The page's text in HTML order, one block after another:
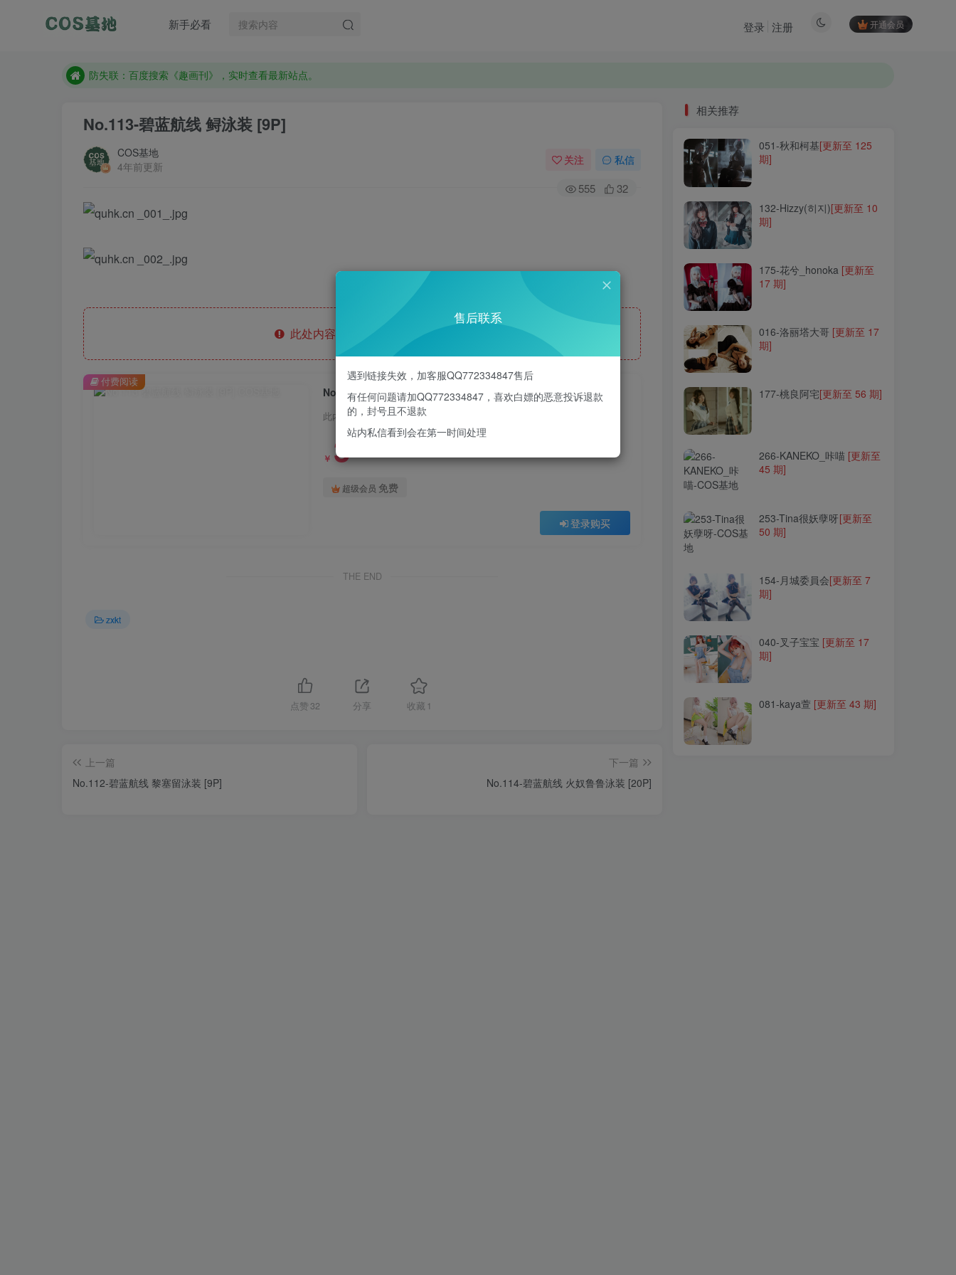
新手必看 开通会员
登录 注册
现在遇到数据丢失，售后QQ:772334847
防失联：百度搜索《趣画刊》，实时查看最新站点。
No.113-碧蓝航线 鲟泳装 [9P]
COS基地
4年前更新
关注 私信
555 32
此处内容已隐藏，请付费后查看
No.113-碧蓝航线 鲟泳装 [9P]
此内容为付费阅读，请付费后查看
￥ 3
超级会员 免费
登录购买
付费阅读
THE END
zxkt
点赞 32 分享 收藏 1
上一篇
No.112-碧蓝航线 黎塞留泳装 [9P]
下一篇
No.114-碧蓝航线 火奴鲁鲁泳装 [20P]
相关推荐
051-秋和柯基[更新至 125
期]
132-Hizzy(히지)[更新至 10
期]
175-花兮_honoka [更新至
17 期]
016-洛丽塔大哥 [更新至 17
期]
177-桃良阿宅[更新至 56 期]
266-KANEKO_咔喵 [更新至
45 期]
253-Tina很妖孽呀[更新至
50 期]
154-月城委員会[更新至 7
期]
040-叉子宝宝 [更新至 17
期]
081-kaya萱 [更新至 43 期]
相关推荐
051-秋和柯基[更新至 125
期]
132-Hizzy(히지)[更新至 10
期]
175-花兮_honoka [更新至
17 期]
016-洛丽塔大哥 [更新至 17
期]
177-桃良阿宅[更新至 56 期]
266-KANEKO_咔喵 [更新至
45 期]
253-Tina很妖孽呀[更新至
50 期]
154-月城委員会[更新至 7
期]
040-叉子宝宝 [更新至 17
期]
081-kaya萱 [更新至 43 期]
售后联系
遇到链接失效，加客服QQ772334847售后
有任何问题请加QQ772334847，喜欢白嫖的恶意投诉退款
的，封号且不退款
站内私信看到会在第一时间处理